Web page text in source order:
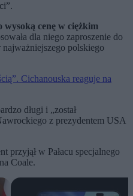
wysoką cenę w ciężkim
dla niego zaproszenie do
najważniejszego polskiego
Cichanouska reaguje na
długi i „został
z prezydentem USA
przyjął w Pałacu specjalnego
Coale.